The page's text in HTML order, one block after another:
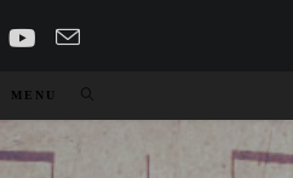
MENU